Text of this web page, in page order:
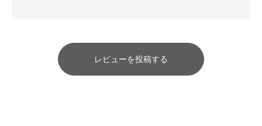
レビューを投稿する